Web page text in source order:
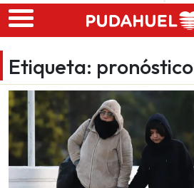
Skip to main content
Etiqueta: pronóstico